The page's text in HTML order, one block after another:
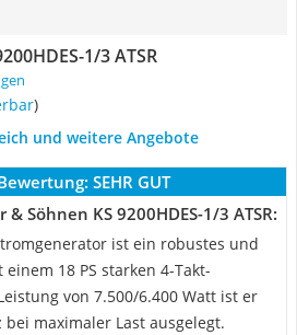
1/3 ATSR
)
und weitere Angebote
SEHR GUT
Söhnen KS 9200HDES-1/3 ATSR:
ist ein robustes und
18 PS starken 4-Takt-
von 7.500/6.400 Watt ist er
maximaler Last ausgelegt.